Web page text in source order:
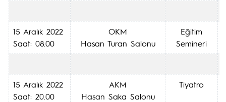
15 Aralık 2022
Saat: 08.00
OKM
Hasan Turan Salonu
Eğitim
Semineri
15 Aralık 2022
Saat: 20.00
AKM
Hasan Saka Salonu
Tiyatro